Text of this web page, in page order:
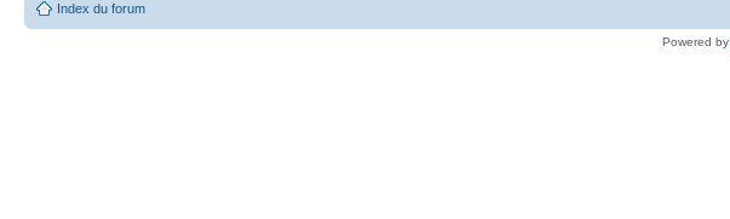
Index du forum
Powered by